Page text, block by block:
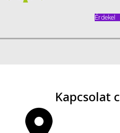
Érdekel
Kapcsolat